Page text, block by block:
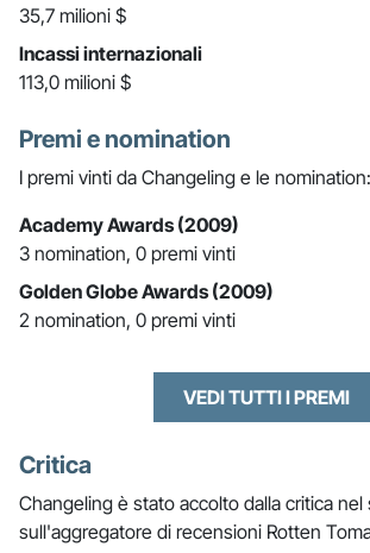
35,7 milioni $
Incassi internazionali
113,0 milioni $
Premi e nomination
I premi vinti da Changeling e le nomination:
Academy Awards (2009)
3 nomination, 0 premi vinti
Golden Globe Awards (2009)
2 nomination, 0 premi vinti
VEDI TUTTI I PREMI
Critica
Changeling è stato accolto dalla critica
sull'aggregatore di recensioni Rotten